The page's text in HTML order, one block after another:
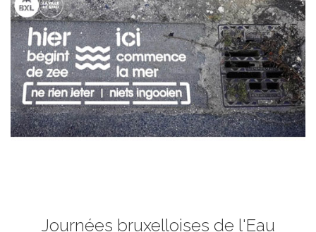
Journées bruxelloises de l'Eau